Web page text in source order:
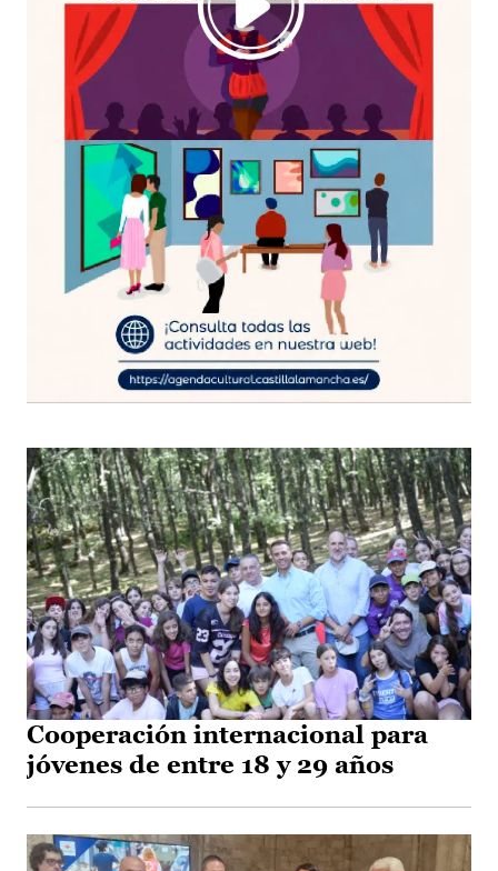
Cooperación internacional para
jóvenes de entre 18 y 29 años